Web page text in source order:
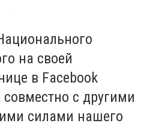
на своей
в Facebook
с другими
силами нашего